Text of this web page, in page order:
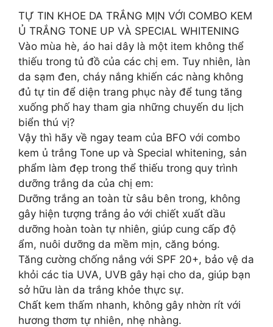
TỰ TIN KHOE DA TRẮNG MỊN VỚI COMBO KEM
Ủ TRẮNG TONE UP VÀ SPECIAL WHITENING
Vào mùa hè, áo hai dây là một item không thể
thiếu trong tủ đồ của các chị em. Tuy nhiên, làn
da sạm đen, cháy nắng khiến các nàng không
đủ tự tin để diện trang phục này để tung tăng
xuống phố hay tham gia những chuyến du lịch
biển thú vị?
Vậy thì hãy về ngay team của BFO với combo
kem ủ trắng Tone up và Special whitening, sản
phẩm làm đẹp trong thể thiếu trong quy trình
dưỡng trắng da của chị em:
Dưỡng trắng an toàn từ sâu bên trong, không
gây hiện tượng trắng ảo với chiết xuất dầu
dưỡng hoàn toàn tự nhiên, giúp cung cấp độ
ẩm, nuôi dưỡng da mềm mịn, căng bóng.
Tăng cường chống nắng với SPF 20+, bảo vệ da
khỏi các tia UVA, UVB gây hại cho da, giúp bạn
sở hữu làn da trắng khỏe thực sự.
Chất kem thấm nhanh, không gây nhờn rít với
hương thơm tự nhiên, nhẹ nhàng.